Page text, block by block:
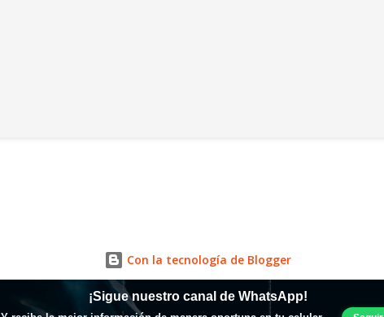
Con la tecnología de Blogger
¡Sigue nuestro canal de WhatsApp!